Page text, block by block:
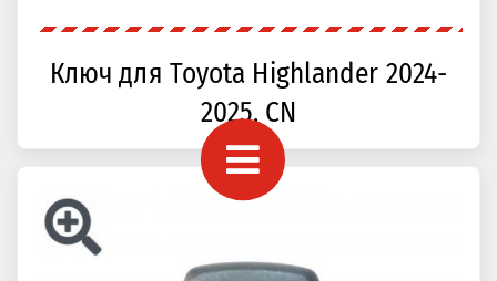
Ключ для Toyota Highlander 2024-
2025, CN